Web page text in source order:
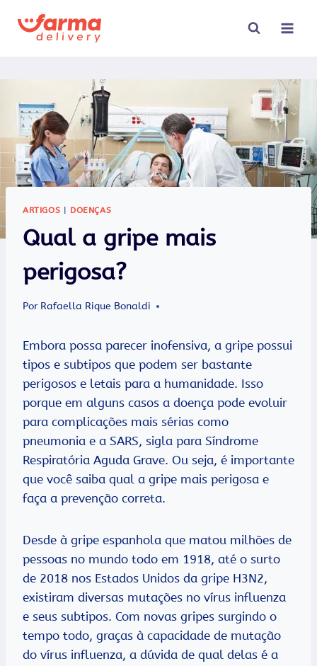
para
ARTIGOS DOENÇAS
Qual a gripe mais
perigosa?
Por Rafaella Rique Bonaldi
Embora possa parecer inofensiva, a gripe possui
tipos e subtipos que podem ser bastante
perigosos e letais para a humanidade. Isso
porque em alguns casos a doença pode evoluir
para complicações mais sérias como
pneumonia e a SARS, sigla para Síndrome
Respiratória Aguda Grave. Ou seja, é importante
que você saiba qual a gripe mais perigosa e
faça a prevenção correta.
Desde à gripe espanhola que matou milhões de
pessoas no mundo todo em 1918, até o surto
de 2018 nos Estados Unidos da gripe H3N2,
existiram diversas mutações no vírus influenza
e seus subtipos. Com novas gripes surgindo o
tempo todo, graças à capacidade de mutação
do vírus influenza, a dúvida de qual delas é a